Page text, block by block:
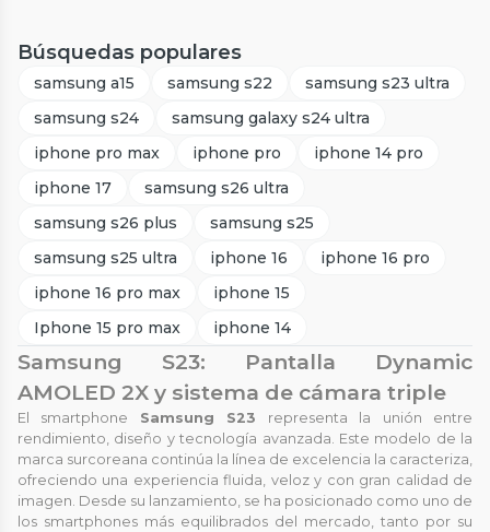
Búsquedas populares
samsung a15 samsung s22
samsung s23 ultra
samsung s24
samsung galaxy s24 ultra
iphone pro max
iphone pro
iphone 14 pro
iphone 17
samsung s26 ultra
samsung s26 plus
samsung s25
samsung s25 ultra
iphone 16
iphone 16 pro
iphone 16 pro max
iphone 15
Iphone 15 pro max
iphone 14
Samsung S23: Pantalla Dynamic
AMOLED 2X y sistema de cámara triple
El smartphone Samsung S23 representa la unión entre
rendimiento, diseño y tecnología avanzada. Este modelo de la
marca surcoreana continúa la línea de excelencia la caracteriza,
ofreciendo una experiencia fluida, veloz y con gran calidad de
imagen. Desde su lanzamiento, se ha posicionado como uno de
los smartphones más equilibrados del mercado, tanto por su